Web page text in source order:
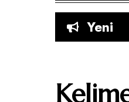
Yeni